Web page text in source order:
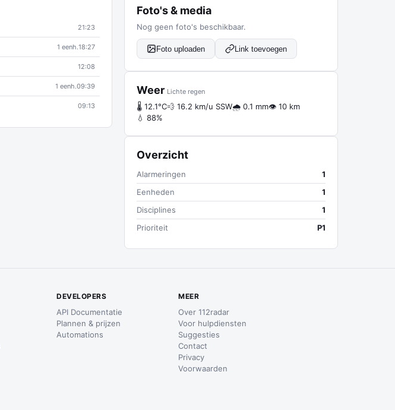
21:23
1 eenh.18:27
12:08
1 eenh.09:39
09:13
Foto's & media
Nog geen foto's beschikbaar.
Foto uploaden Link toevoegen
Weer Lichte regen
🌡 12.1°C💨 16.2 km/u SSW🌧 0.1 mm👁 10 km
💧 88%
Overzicht
Alarmeringen
1
Eenheden
1
Disciplines
1
Prioriteit
P1
DEVELOPERS
API Documentatie
Plannen & prijzen
Automations
MEER
Over 112radar
Voor hulpdiensten
Suggesties
Contact
Privacy
Voorwaarden